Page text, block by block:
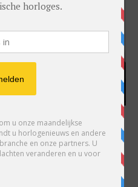
Een horlogeliefhebber en
liefde al decennia teruggaat. Voor
net als de oneindige interesse in